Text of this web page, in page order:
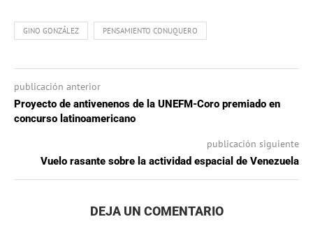
Link
GINO GONZÁLEZ PENSAMIENTO CONUQUERO
publicación anterior
Proyecto de antivenenos de la UNEFM-Coro premiado en
concurso latinoamericano
publicación siguiente
Vuelo rasante sobre la actividad espacial de Venezuela
DEJA UN COMENTARIO